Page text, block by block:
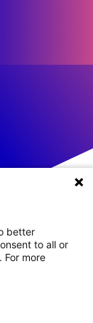
better
to all or
For more